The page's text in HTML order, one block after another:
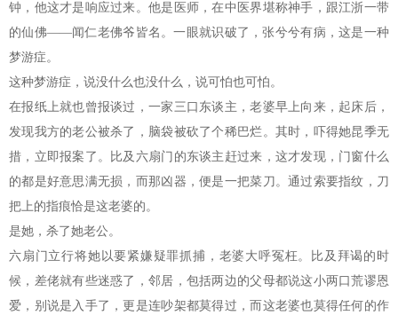
钟，他这才是响应过来。他是医师，在中医界堪称神手，跟江浙一带
的仙佛——闻仁老佛爷皆名。一眼就识破了，张兮兮有病，这是一种
梦游症。
这种梦游症，说没什么也没什么，说可怕也可怕。
在报纸上就也曾报谈过，一家三口东谈主，老婆早上向来，起床后，
发现我方的老公被杀了，脑袋被砍了个稀巴烂。其时，吓得她昆季无
措，立即报案了。比及六扇门的东谈主赶过来，这才发现，门窗什么
的都是好意思满无损，而那凶器，便是一把菜刀。通过索要指纹，刀
把上的指痕恰是这老婆的。
是她，杀了她老公。
六扇门立行将她以要紧嫌疑罪抓捕，老婆大呼冤枉。比及拜谒的时
候，差佬就有些迷惑了，邻居，包括两边的父母都说这小两口荒谬恩
爱，别说是入手了，更是连吵架都莫得过，而这老婆也莫得任何的作